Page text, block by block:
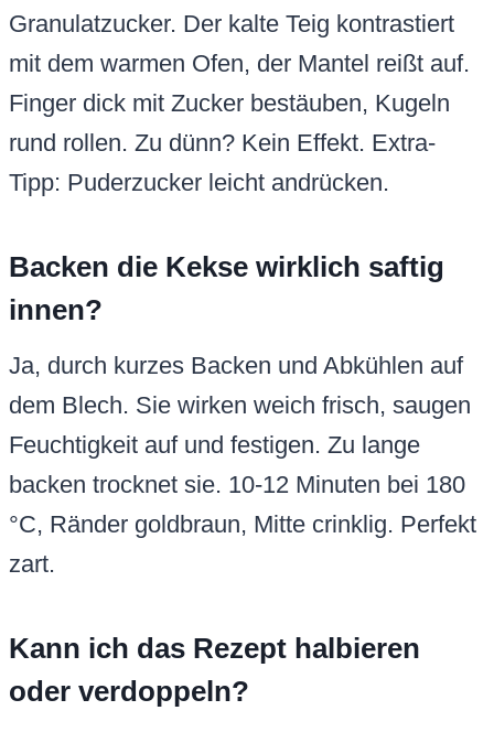
Granulatzucker. Der kalte Teig kontrastiert
mit dem warmen Ofen, der Mantel reißt auf.
Finger dick mit Zucker bestäuben, Kugeln
rund rollen. Zu dünn? Kein Effekt. Extra-
Tipp: Puderzucker leicht andrücken.
Backen die Kekse wirklich saftig
innen?
Ja, durch kurzes Backen und Abkühlen auf
dem Blech. Sie wirken weich frisch, saugen
Feuchtigkeit auf und festigen. Zu lange
backen trocknet sie. 10-12 Minuten bei 180
°C, Ränder goldbraun, Mitte crinklig. Perfekt
zart.
Kann ich das Rezept halbieren
oder verdoppeln?